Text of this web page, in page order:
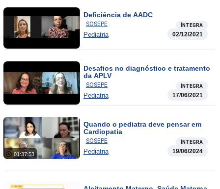
Deficiência de AADC
SOSEPE ÍNTEGRA
Pediatria 02/12/2021
Desafios no diagnóstico e tratamento
da APLV
SOSEPE ÍNTEGRA
Pediatria 17/06/2021
01:37:53
Quando o pediatra deve pensar em
Cardiopatia
SOSEPE ÍNTEGRA
Pediatria 19/06/2024